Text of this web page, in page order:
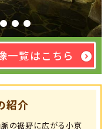
一覧はこちら
紹介
の裾野に広がる小京